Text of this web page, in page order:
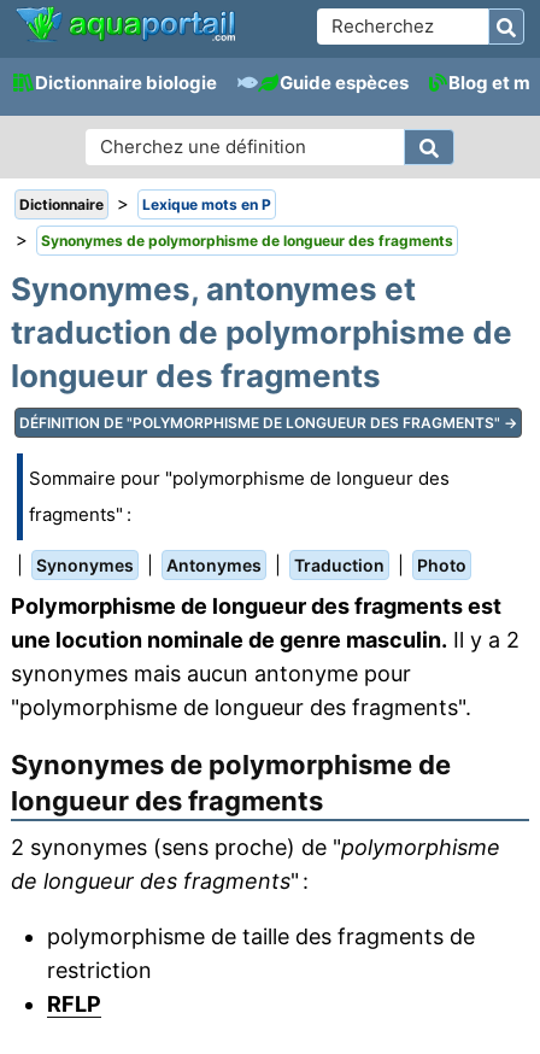
Dictionnaire biologie Guide espèces Blog et
Dictionnaire > Lexique mots en P
> Synonymes de polymorphisme de longueur des fragments
Synonymes, antonymes et
traduction de polymorphisme de
longueur des fragments
DÉFINITION DE "POLYMORPHISME DE LONGUEUR DES FRAGMENTS" →
Sommaire pour "polymorphisme de longueur des
fragments" :
Synonymes Antonymes Traduction Photo
Polymorphisme de longueur des fragments est
une locution nominale de genre masculin. Il y a 2
synonymes mais aucun antonyme pour
"polymorphisme de longueur des fragments".
Synonymes de polymorphisme de
longueur des fragments
2 synonymes (sens proche) de "polymorphisme
de longueur des fragments" :
polymorphisme de taille des fragments de
restriction
RFLP